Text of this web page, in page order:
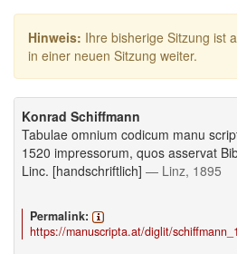
Hinweis: Ihre bisherige Sitzung ist
in einer neuen Sitzung weiter.
Konrad Schiffmann
Tabulae omnium codicum manu
1520 impressorum, quos asservat
Linc. [handschriftlich] — Linz, 1895
Permalink:
https://manuscripta.at/diglit/